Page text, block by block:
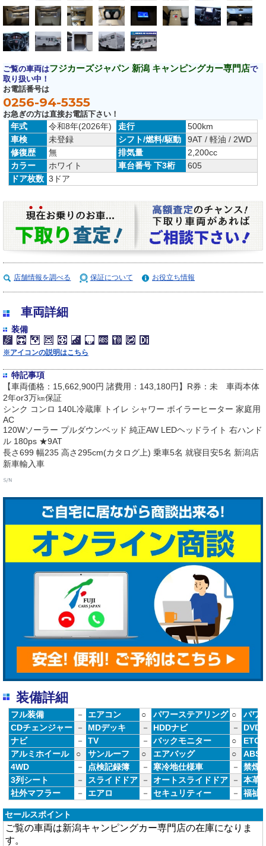
年式 令和8年(2026年) 走行
500km
車検
未登録 シフト/燃料/駆動
9AT / 軽油 / 2WD
修復歴
無 排気量
2,200cc
カラー
ホワイト 車台番号 下3桁
605
ドア枚数 3ドア
ご覧の車両はフジカーズジャパン 新潟 キャンピングカー専門店で
取り扱い中！
お電話番号は
0256-94-5355
お急ぎの方は直接お電話下さい！
店舗情報を調べる 保証について お役立ち情報
車両詳細
装備
※アイコンの説明はこちら
特記事項
【車両価格：15,662,900円 諸費用：143,180円】R券：未 車両本体
2年or3万㎞保証
シンク コンロ 140L冷蔵庫 トイレ シャワー ボイラーヒーター 家庭用
AC
120Wソーラー プルダウンベッド 純正AW LEDヘッドライト 右ハンド
ル 180ps ★9AT
長さ699 幅235 高さ295cm(カタログ上) 乗車5名 就寝目安5名 新潟店
新車輸入車
装備詳細
フル装備 － エアコン ○ パワーステアリング ○
パワ
CDチェンジャー
－ MDデッキ － HDDナビ －
DVD
ナビ
－ TV － バックモニター ○
ETC
アルミホイール
○ サンルーフ ○ エアバッグ ○
ABS
4WD
－ 点検記録簿 － 寒冷地仕様車 －
禁煙
3列シート
－ スライドドア － オートスライドドア －
本革
社外マフラー
－ エアロ － セキュリティー － 福祉
セールスポイント
ご覧の車両は新潟キャンピングカー専門店の在庫になりま
す。